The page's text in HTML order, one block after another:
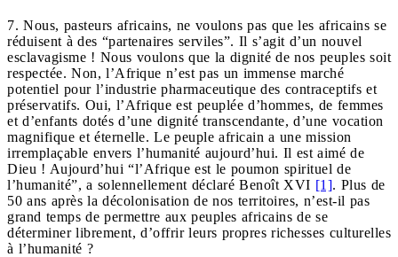
7. Nous, pasteurs africains, ne voulons pas que les africains se
réduisent à des “partenaires serviles”. Il s’agit d’un nouvel
esclavagisme ! Nous voulons que la dignité de nos peuples soit
respectée. Non, l’Afrique n’est pas un immense marché
potentiel pour l’industrie pharmaceutique des contraceptifs et
préservatifs. Oui, l’Afrique est peuplée d’hommes, de femmes
et d’enfants dotés d’une dignité transcendante, d’une vocation
magnifique et éternelle. Le peuple africain a une mission
irremplaçable envers l’humanité aujourd’hui. Il est aimé de
Dieu ! Aujourd’hui “l’Afrique est le poumon spirituel de
l’humanité”, a solennellement déclaré Benoît XVI [1]. Plus de
50 ans après la décolonisation de nos territoires, n’est-il pas
grand temps de permettre aux peuples africains de se
déterminer librement, d’offrir leurs propres richesses culturelles
à l’humanité ?